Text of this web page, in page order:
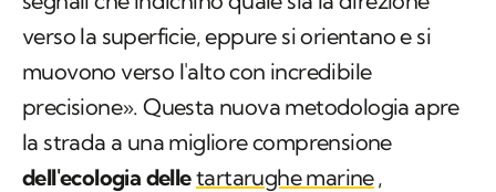
verso la superficie, eppure si orientano e si
muovono verso l'alto con incredibile
precisione». Questa nuova metodologia apre
la strada a una migliore comprensione
dell'ecologia delletartarughe marine,